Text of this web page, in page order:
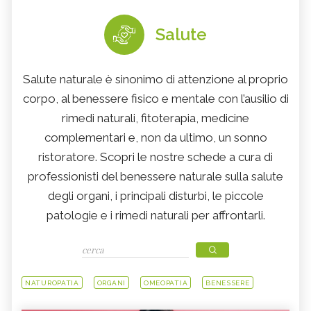
Salute
Salute naturale è sinonimo di attenzione al proprio
corpo, al benessere fisico e mentale con l’ausilio di
rimedi naturali, fitoterapia, medicine
complementari e, non da ultimo, un sonno
ristoratore. Scopri le nostre schede a cura di
professionisti del benessere naturale sulla salute
degli organi, i principali disturbi, le piccole
patologie e i rimedi naturali per affrontarli.
NATUROPATIA ORGANI OMEOPATIA BENESSERE